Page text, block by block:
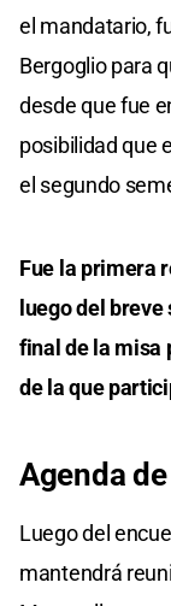
el mandatario,
Bergoglio para
desde que fue
posibilidad que
el segundo
Fue la primera
luego del breve
final de la misa
de la que
Agenda
Luego del
mantendrá